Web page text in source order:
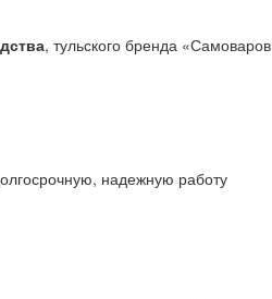
, тульского бренда «Самоваров
надежную работу